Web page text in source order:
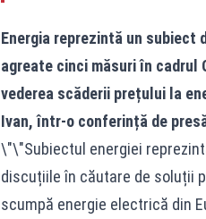
Energia reprezintă un
agreate cinci măsuri în cadrul
vederea scăderii prețului la
Ivan, într-o conferință de
\"\"Subiectul energiei
discuțiile în căutare de soluții
scumpă energie electrică din